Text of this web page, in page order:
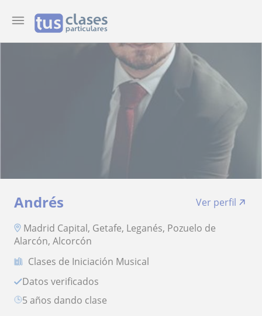
Andrés
Ver perfil
Madrid Capital, Getafe, Leganés, Pozuelo de
Alarcón, Alcorcón
Clases de Iniciación Musical
Datos verificados
5 años dando clase